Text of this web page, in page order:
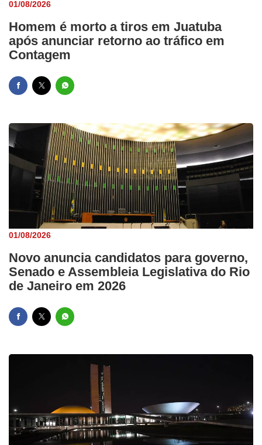
01/08/2026
Homem é morto a tiros em Juatuba
após anunciar retorno ao tráfico em
Contagem
01/08/2026
Novo anuncia candidatos para governo,
Senado e Assembleia Legislativa do Rio
de Janeiro em 2026